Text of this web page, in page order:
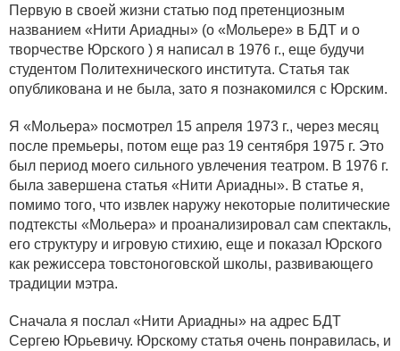
Первую в своей жизни статью под претенциозным
названием «Нити Ариадны» (о «Мольере» в БДТ и о
творчестве Юрского ) я написал в 1976 г., еще будучи
студентом Политехнического института. Статья так
опубликована и не была, зато я познакомился с Юрским.
Я «Мольера» посмотрел 15 апреля 1973 г., через месяц
после премьеры, потом еще раз 19 сентября 1975 г. Это
был период моего сильного увлечения театром. В 1976 г.
была завершена статья «Нити Ариадны». В статье я,
помимо того, что извлек наружу некоторые политические
подтексты «Мольера» и проанализировал сам спектакль,
его структуру и игровую стихию, еще и показал Юрского
как режиссера товстоноговской школы, развивающего
традиции мэтра.
Сначала я послал «Нити Ариадны» на адрес БДТ
Сергею Юрьевичу. Юрскому статья очень понравилась, и